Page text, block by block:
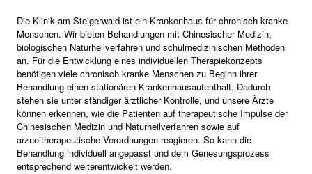
Die Klinik am Steigerwald ist ein Krankenhaus für chronisch kranke
Menschen. Wir bieten Behandlungen mit Chinesischer Medizin,
biologischen Naturheilverfahren und schulmedizinischen Methoden
an. Für die Entwicklung eines individuellen Therapiekonzepts
benötigen viele chronisch kranke Menschen zu Beginn ihrer
Behandlung einen stationären Krankenhausaufenthalt. Dadurch
stehen sie unter ständiger ärztlicher Kontrolle, und unsere Ärzte
können erkennen, wie die Patienten auf therapeutische Impulse der
Chinesischen Medizin und Naturheilverfahren sowie auf
arzneitherapeutische Verordnungen reagieren. So kann die
Behandlung individuell angepasst und dem Genesungsprozess
entsprechend weiterentwickelt werden.